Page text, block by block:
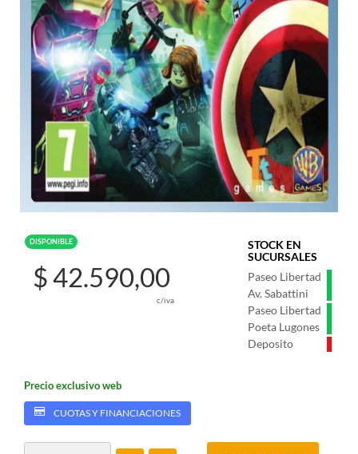
DISPONIBLE
STOCK EN
SUCURSALES
Paseo Libertad
Av. Sabattini
Paseo Libertad
Poeta Lugones
Deposito
$ 42.590,00
c/iva
Precio exclusivo web
CUOTAS Y FINANCIACIONES